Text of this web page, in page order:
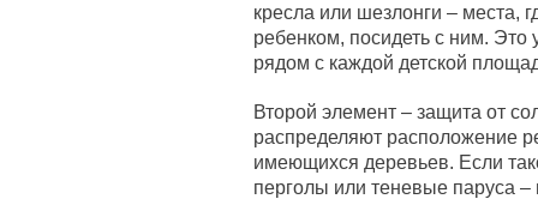
кресла или шезлонги – места,
ребенком, посидеть с ним. Это
рядом с каждой детской
Второй элемент – защита от
распределяют расположение
имеющихся деревьев. Если
перголы или теневые паруса